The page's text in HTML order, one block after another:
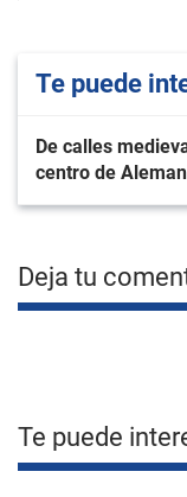
Te puede
De calles
centro de
Deja tu
Te puede